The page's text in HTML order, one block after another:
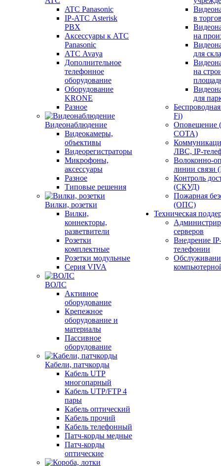
ATC Panasonic
IP-АТС Asterisk
PBX
Аксессуары к АТС
Panasonic
АТС Avaya
Дополнительное
телефонное
оборудование
Оборудование
KRONE
Разное
Видеонаблюдение
Видеокамеры,
объективы
Видеорегистраторы
Микрофоны,
аксессуары
Разное
Типовые решения
Вилки, розетки
Вилки,
коннекторы,
разветвители
Розетки
комплектные
Розетки модульные
Серия VIVA
ВОЛС
Активное
оборудование
Крепежное
оборудование и
материалы
Пассивное
оборудование
Кабели, патчкорды
Кабель UTP
многопарный
Кабель UTP/FTP 4
пары
Кабель оптический
Кабель прочий
Кабель телефонный
Патч-корды медные
Патч-корды
оптические
в
на
для
на
для
Fi)
СОТА)
ЛВС, IP-
Волоконно-
линии
Контроль
(СКУД)
Пожарная
(ОПС)
Техническая
серверов
Внедрение
телефонии